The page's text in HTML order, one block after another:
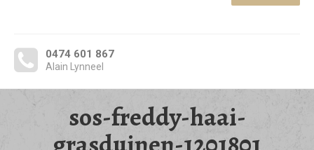
0474 601 867
Alain Lynneel
sos-freddy-haai-